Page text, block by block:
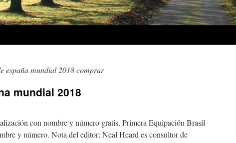
españa mundial 2018 comprar
mundial 2018
con nombre y número gratis. Primera Equipación Brasil
y número. Nota del editor: Neal Heard es consultor de